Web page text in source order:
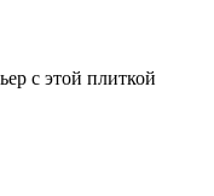
с этой плиткой